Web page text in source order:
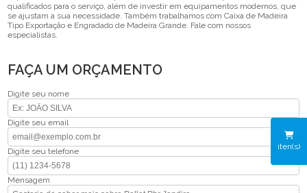
iten(s)
qualificados para o serviço, além de investir em equipamentos modernos, que
se ajustam a sua necessidade. Também trabalhamos com Caixa de Madeira
Tipo Exportação e Engradado de Madeira Grande. Fale com nossos
especialistas.
FAÇA UM ORÇAMENTO
Digite seu nome
Digite seu email
Digite seu telefone
Mensagem